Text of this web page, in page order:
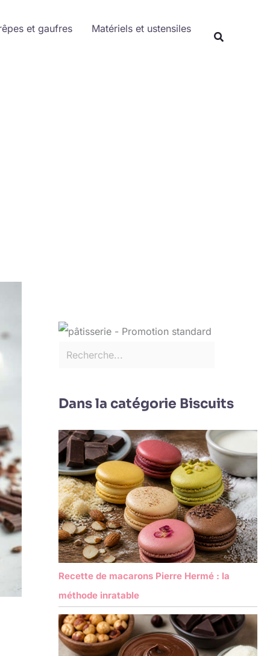
et gaufres Matériels et ustensiles
Dans la catégorie Biscuits
Recette de macarons Pierre Hermé : la
méthode inratable